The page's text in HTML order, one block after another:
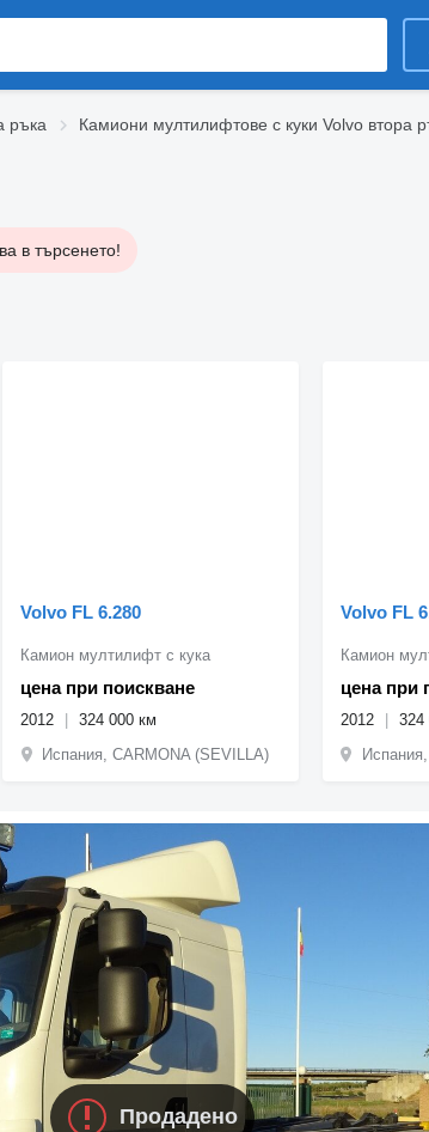
ръка Камиони мултилифтове с куки Volvo втора
в търсенето!
Volvo FL 6.280
цена при поискване
Камион мултилифт с кука
2012
324 000 км
Испания, CARMONA (SEVILLA)
Volvo FL
цена при
Камион
2012
324
Продадено